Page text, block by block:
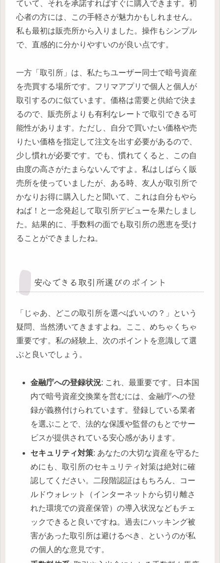
ていて、それを承諾すればすぐに購入できます。初
心者の方には、この手軽さが魅力かもしれません。
私も最初は販売所から入りました。操作もシンプル
で、直感的に分かりやすいのが良い点です。
一方「取引所」は、私たちユーザー同士で暗号資産
を売買する場所です。フリマアプリで個人と個人が
取引するのに似ています。価格は需要と供給で決ま
るので、販売所よりも有利なレートで取引できる可
能性があります。ただし、自分で買いたい価格や売
りたい価格を指定して注文を出す必要があるので、
少し慣れが必要です。でも、慣れてくると、この自
由度の高さがたまらないんですよ。私はしばらく販
売所を使っていましたが、ある時、友人が取引所で
かなりお得に購入したと聞いて、これは自分もやら
ねば！と一念発起して取引所デビューを果たしまし
た。結果的に、手数料の面でも取引所の恩恵を受け
ることができましたね。
安心できる取引所選びのポイント
「じゃあ、どこの取引所を選べばいいの？」という
疑問、当然湧いてきますよね。ここ、めちゃくちゃ
重要です。私の経験上、次のポイントを意識して選
ぶと良いでしょう。
金融庁への登録状況: これ、最重要です。日本国
内で暗号資産交換業を営むには、金融庁への登
録が義務付けられています。登録している業者
を選ぶことで、法的な保護や監督のもとでサー
ビスが提供されている安心感があります。
セキュリティ対策: あなたの大切な資産を守るた
めにも、取引所のセキュリティ対策は絶対に確
認してください。二段階認証はもちろん、コー
ルドウォレット（インターネットから切り離さ
れた環境での資産保管）の導入状況などもチェ
ックできると良いですね。過去にハッキング被
害があった取引所は避けるべき、というのが私
の個人的な意見です。